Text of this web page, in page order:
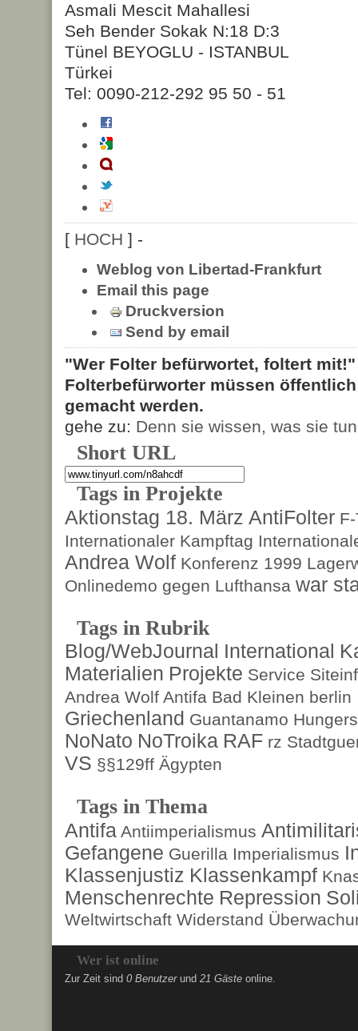
Asmali Mescit Mahallesi
Seh Bender Sokak N:18 D:3
Tünel BEYOGLU - ISTANBUL
Türkei
Tel: 0090-212-292 95 50 - 51
[ HOCH ] -
Weblog von Libertad-Frankfurt
Email this page
Druckversion
Send by email
"Wer Folter befürwortet, foltert
Folterbefürworter müssen
gemacht werden.
gehe zu: Denn sie wissen, was sie tun
Short URL
Tags in Projekte
Aktionstag 18. März AntiFolter
Internationaler Kampftag
Andrea Wolf Konferenz 1999
Onlinedemo gegen Lufthansa war
Tags in Rubrik
Blog/WebJournal International
Materialien Projekte Service
Andrea Wolf Antifa Bad Kleinen berlin
Griechenland Guantanamo
NoNato NoTroika RAF rz
VS §§129ff Ägypten
Tags in Thema
Antifa Antiimperialismus
Gefangene Guerilla Imperialismus
Klassenjustiz Klassenkampf
Menschenrechte Repression
Weltwirtschaft Widerstand
Wer ist online
Zur Zeit sind 0 Benutzerund 21 Gäste online.